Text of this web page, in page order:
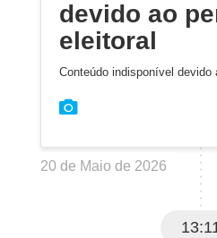
devido ao
eleitoral
Conteúdo indisponível devido
20 de Maio de 2026